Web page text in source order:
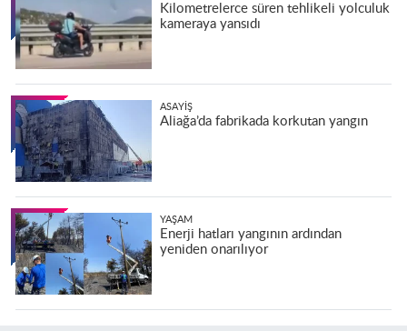
Kilometrelerce süren tehlikeli yolculuk
kameraya yansıdı
ASAYIŞ
Aliağa’da fabrikada korkutan yangın
YAŞAM
Enerji hatları yangının ardından
yeniden onarılıyor